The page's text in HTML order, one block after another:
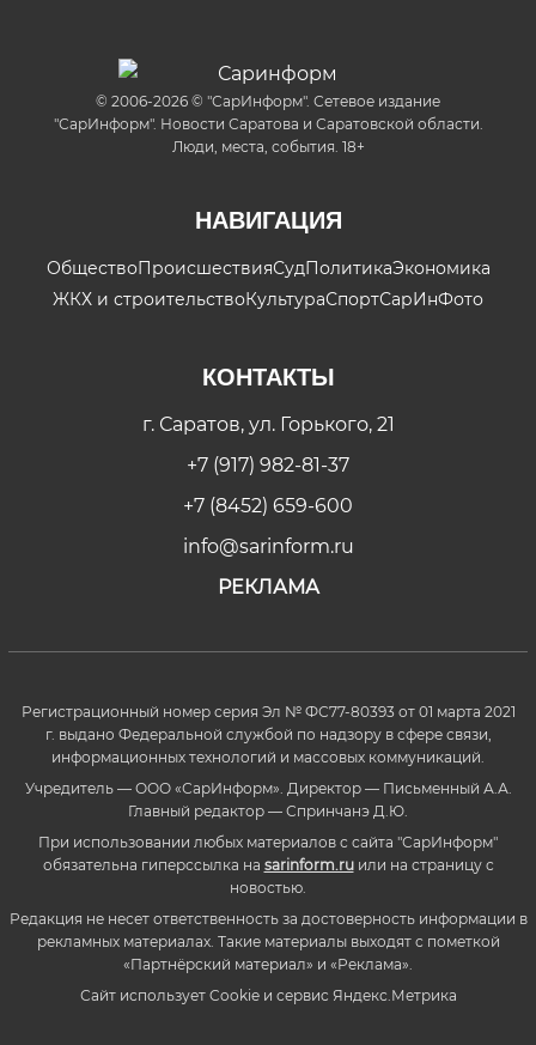
© 2006-2026 © "СарИнформ". Сетевое издание
"СарИнформ". Новости Саратова и Саратовской области.
Люди, места, события. 18+
НАВИГАЦИЯ
ОбществоПроисшествияСудПолитикаЭкономика
ЖКХ и строительствоКультураСпортСарИнФото
КОНТАКТЫ
г. Саратов, ул. Горького, 21
+7 (917) 982-81-37
+7 (8452) 659-600
info@sarinform.ru
РЕКЛАМА
Регистрационный номер серия Эл № ФС77-80393 от 01 марта 2021
г. выдано Федеральной службой по надзору в сфере связи,
информационных технологий и массовых коммуникаций.
Учредитель — ООО «СарИнформ». Директор — Письменный А.А.
Главный редактор — Спринчанэ Д.Ю.
При использовании любых материалов с сайта "СарИнформ"
обязательна гиперссылка на sarinform.ruили на страницу с
новостью.
Редакция не несет ответственность за достоверность информации в
рекламных материалах. Такие материалы выходят с пометкой
«Партнёрский материал» и «Реклама».
Сайт использует Cookie и сервиc Яндекс.Метрика